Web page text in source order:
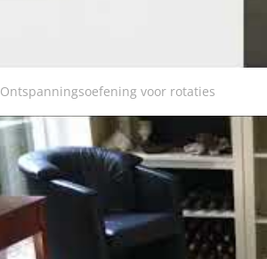
Ontspanningsoefening voor rotaties